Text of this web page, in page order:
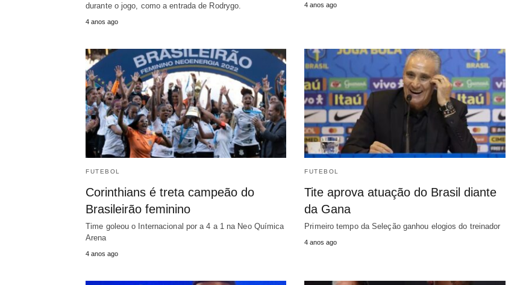
durante o jogo, como a entrada de Rodrygo.
4 anos ago
4 anos ago
FUTEBOL
Corinthians é treta campeão do
Brasileirão feminino
Time goleou o Internacional por a 4 a 1 na Neo Química
Arena
4 anos ago
FUTEBOL
Tite aprova atuação do Brasil diante
da Gana
Primeiro tempo da Seleção ganhou elogios do treinador
4 anos ago